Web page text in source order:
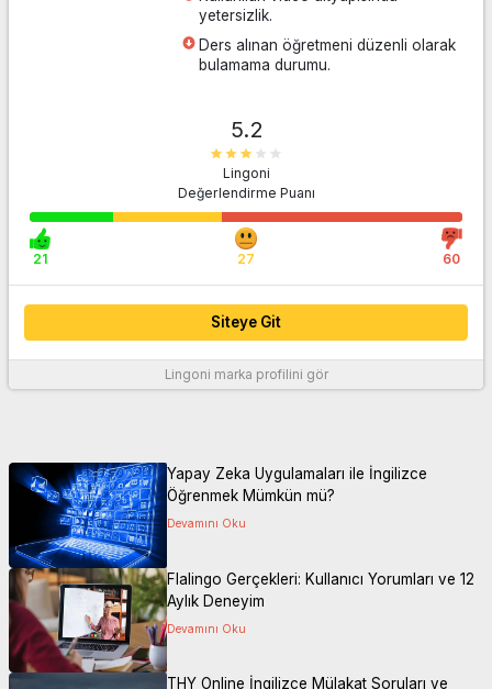
Siteye Git
yetersizlik.
Ders alınan öğretmeni düzenli olarak
bulamama durumu.
5.2
Lingoni
Değerlendirme Puanı
21 27 60
Siteye Git
Lingoni marka profilini gör
Yapay Zeka Uygulamaları ile İngilizce
Öğrenmek Mümkün mü?
Devamını Oku
Flalingo Gerçekleri: Kullanıcı Yorumları ve 12
Aylık Deneyim
Devamını Oku
THY Online İngilizce Mülakat Soruları ve